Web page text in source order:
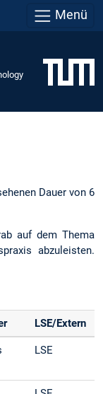
Menü
Dauer von 6
auf dem Thema
abzuleisten.
LSE/Extern
LSE